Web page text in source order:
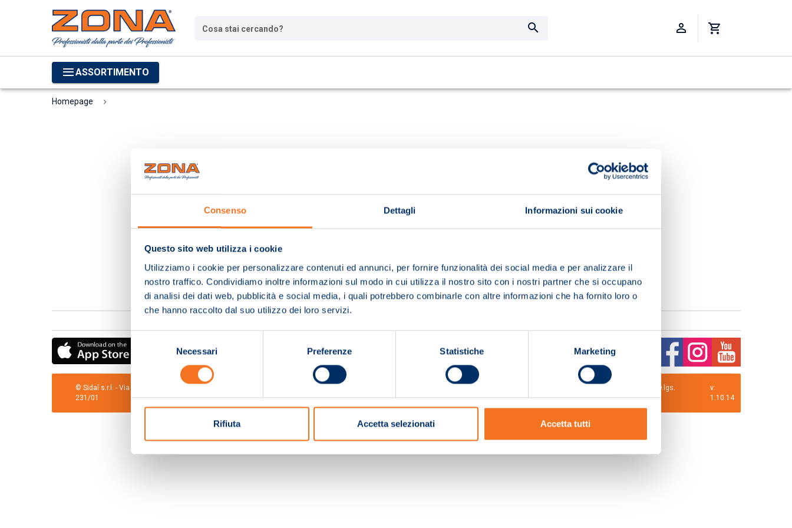
Consenso Dettagli Informazioni sui cookie
Questo sito web utilizza i cookie
Utilizziamo i cookie per personalizzare contenuti ed annunci, per fornire funzionalità dei social media e per analizzare il
nostro traffico. Condividiamo inoltre informazioni sul modo in cui utilizza il nostro sito con i nostri partner che si occupano
di analisi dei dati web, pubblicità e social media, i quali potrebbero combinarle con altre informazioni che ha fornito loro o
che hanno raccolto dal suo utilizzo dei loro servizi.
Selezione
consenso
Necessari Preferenze Statistiche Marketing
Rifiuta Accetta selezionati Accetta tutti
Cosa stai cercando?
ASSORTIMENTO
Homepage
© Sidal s.r.l. - Via S.Agostino,50, 51100 Pistoia - Cod.Fisc. e Registro Imprese Pistoia 01680210505 – R.E.A. n.155974 - Cap.Soc. € 2.000.000,00 i.v. La Società adotta il Codice Etico D.lgs.
231/01
v:
1.10.14